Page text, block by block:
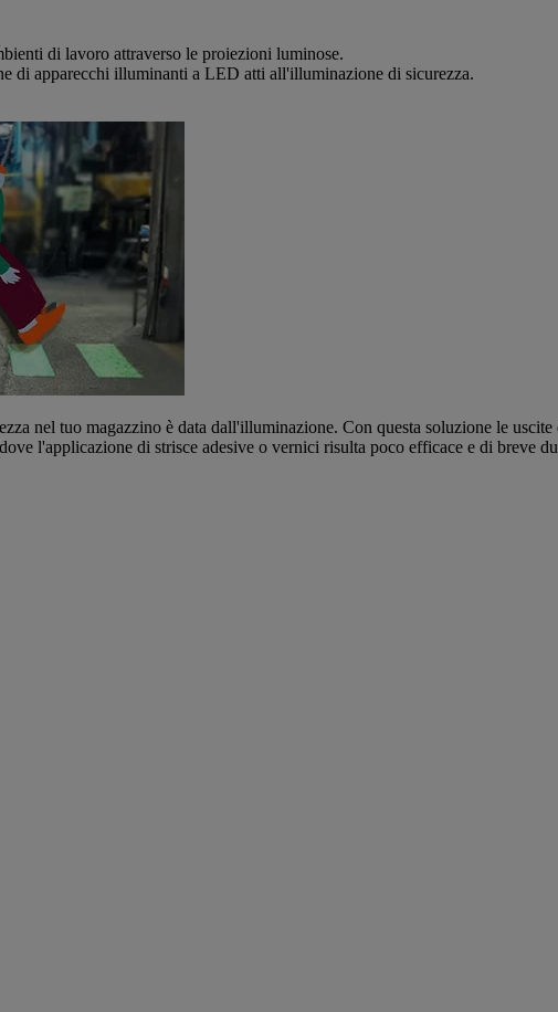
di lavoro attraverso le proiezioni luminose.
di apparecchi illuminanti a LED atti all'illuminazione di sicurezza.
nel tuo magazzino è data dall'illuminazione. Con questa soluzione le
l'applicazione di strisce adesive o vernici risulta poco efficace e di breve